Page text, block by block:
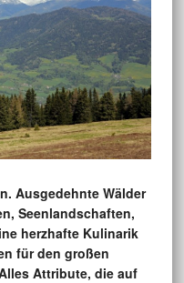
Ausgedehnte Wälder
Seenlandschaften,
herzhafte Kulinarik
für den großen
Attribute, die auf